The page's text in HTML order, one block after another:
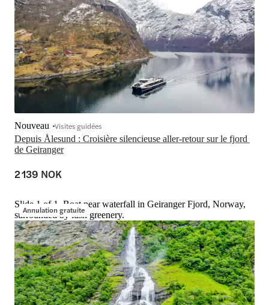
Depuis Ålesund : Croisière silencieuse aller-retour sur le fjord
de Geiranger
Nouveau Visites guidées
2 139 NOK
Annulation gratuite
Slide 1 of 1, Boat near waterfall in Geiranger Fjord, Norway,
surrounded by lush greenery.